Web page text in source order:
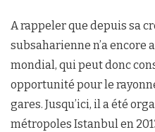
A rappeler que depuis sa
subsaharienne n’a encore
mondial, qui peut donc
opportunité pour le
gares. Jusqu’ici, il a été
métropoles Istanbul en